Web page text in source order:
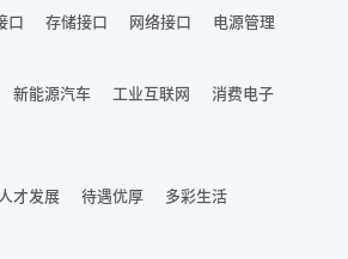
口 存储接口 网络接口 电源管理
新能源汽车 工业互联网
消费电子
人才发展 待遇优厚 多彩生活